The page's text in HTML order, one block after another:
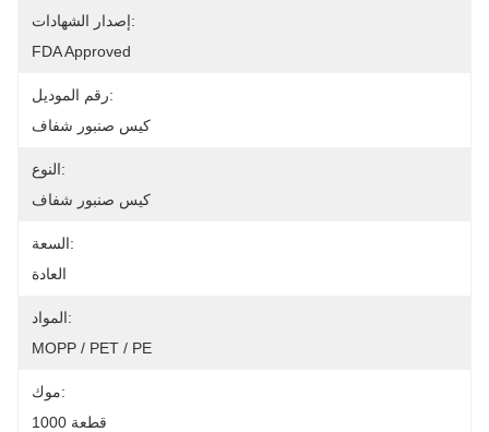
إصدار الشهادات:
FDA Approved
رقم الموديل:
كيس صنبور شفاف
النوع:
كيس صنبور شفاف
السعة:
العادة
المواد:
MOPP / PET / PE
موك:
1000 قطعة